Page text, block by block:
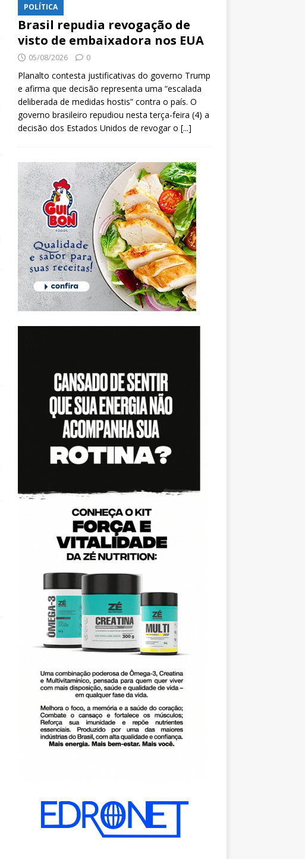
POLÍTICA
Brasil repudia revogação de
visto de embaixadora nos EUA
05/08/2026 0
Planalto contesta justificativas do governo Trump
e afirma que decisão representa uma “escalada
deliberada de medidas hostis” contra o país. O
governo brasileiro repudiou nesta terça-feira (4) a
decisão dos Estados Unidos de revogar o [...]